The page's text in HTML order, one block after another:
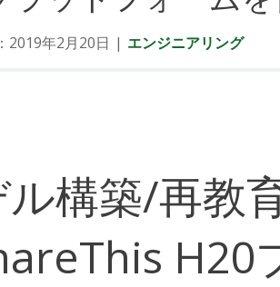
2019年2月20日 | エンジニアリング
構築/再教
H20